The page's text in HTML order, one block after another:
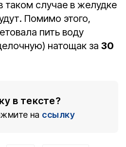
случае в желудке
Помимо этого,
пить воду
натощак за 30
в тексте?
на ссылку